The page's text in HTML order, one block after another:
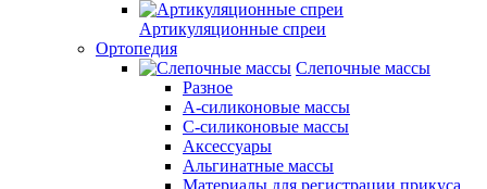
Артикуляционные спреи
Ортопедия
Слепочные массы
Разное
А-силиконовые массы
С-силиконовые массы
Аксессуары
Альгинатные массы
Материалы для регистрации прикуса